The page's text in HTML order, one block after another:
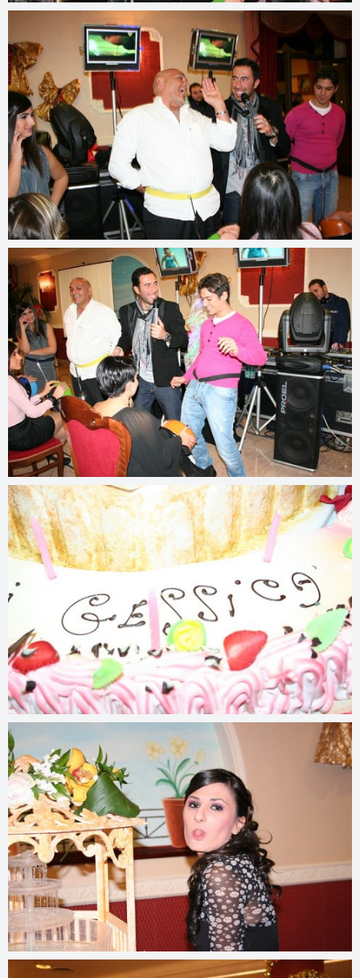
© 2022 www.djmfoto.it/2010